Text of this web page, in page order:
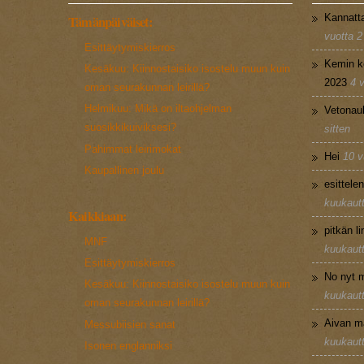
Tämänpäiväiset:
Esittäytymiskierros
Kesäkuu: Kiinnostaisiko isostelu muun kuin
oman seurakunnan leirillä?
Helmikuu: Mikä on iltaohjelman
suosikkikuiviksesi?
Pahimmat leirimokat
Kaupallinen joulu
Kaikkiaan:
MNF
Esittäytymiskierros
Kesäkuu: Kiinnostaisiko isostelu muun kuin
oman seurakunnan leirillä?
Messubiisien sanat
Isonen englanniksi
vuotta
Kemin
2023 4
sitten
Hei 10
pitkän
No nyt
Aivan